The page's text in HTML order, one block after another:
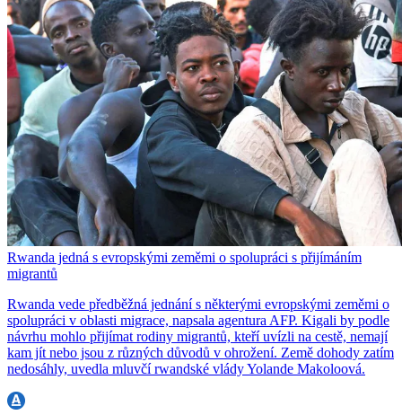
Rwanda jedná s evropskými zeměmi o spolupráci s přijímáním
migrantů
Rwanda vede předběžná jednání s některými evropskými zeměmi o
spolupráci v oblasti migrace, napsala agentura AFP. Kigali by podle
návrhu mohlo přijímat rodiny migrantů, kteří uvízli na cestě, nemají
kam jít nebo jsou z různých důvodů v ohrožení. Země dohody zatím
nedosáhly, uvedla mluvčí rwandské vlády Yolande Makoloová.